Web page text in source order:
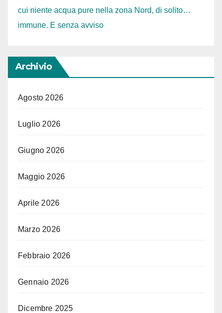
cui niente acqua pure nella zona Nord, di solito…
immune. E senza avviso
Archivio
Agosto 2026
Luglio 2026
Giugno 2026
Maggio 2026
Aprile 2026
Marzo 2026
Febbraio 2026
Gennaio 2026
Dicembre 2025